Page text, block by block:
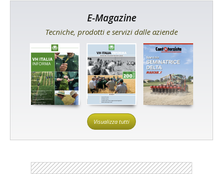
E-Magazine
Tecniche, prodotti e servizi dalle aziende
Visualizza tutti